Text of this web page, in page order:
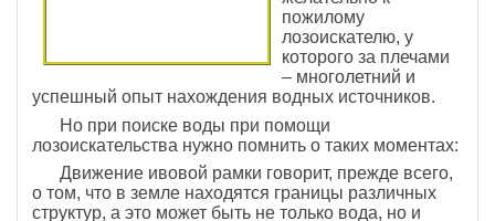
пожилому
лозоискателю, у
которого за плечами
– многолетний и
успешный опыт нахождения водных источников.
Но при поиске воды при помощи
лозоискательства нужно помнить о таких моментах:
Движение ивовой рамки говорит, прежде всего,
о том, что в земле находятся границы различных
структур, а это может быть не только вода, но и